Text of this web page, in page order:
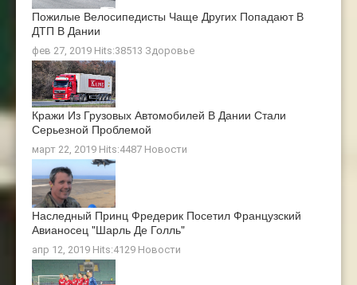
Пожилые Велосипедисты Чаще Других Попадают В
ДТП В Дании
фев 27, 2019 Hits:38513 Здоровье
Кражи Из Грузовых Автомобилей В Дании Стали
Серьезной Проблемой
март 22, 2019 Hits:4487 Новости
Наследный Принц Фредерик Посетил Французский
Авианосец "Шарль Де Голль"
апр 12, 2019 Hits:4129 Новости